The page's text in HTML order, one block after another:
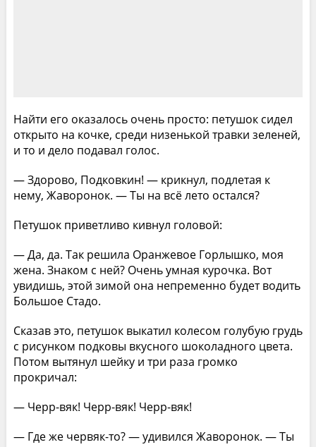
Найти его оказалось очень просто: петушок сидел
открыто на кочке, среди низенькой травки зеленей,
и то и дело подавал голос.
— Здорово, Подковкин! — крикнул, подлетая к
нему, Жаворонок. — Ты на всё лето остался?
Петушок приветливо кивнул головой:
— Да, да. Так решила Оранжевое Горлышко, моя
жена. Знаком с ней? Очень умная курочка. Вот
увидишь, этой зимой она непременно будет водить
Большое Стадо.
Сказав это, петушок выкатил колесом голубую грудь
с рисунком подковы вкусного шоколадного цвета.
Потом вытянул шейку и три раза громко
прокричал:
— Черр-вяк! Черр-вяк! Черр-вяк!
— Где же червяк-то? — удивился Жаворонок. — Ты